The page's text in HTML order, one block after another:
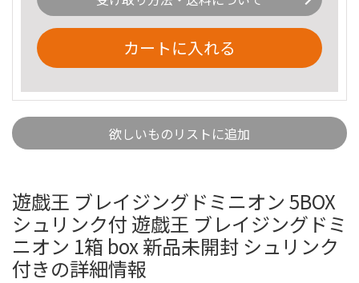
カートに入れる
欲しいものリストに追加
遊戯王 ブレイジングドミニオン 5BOX
シュリンク付 遊戯王 ブレイジングドミ
ニオン 1箱 box 新品未開封 シュリンク
付きの詳細情報